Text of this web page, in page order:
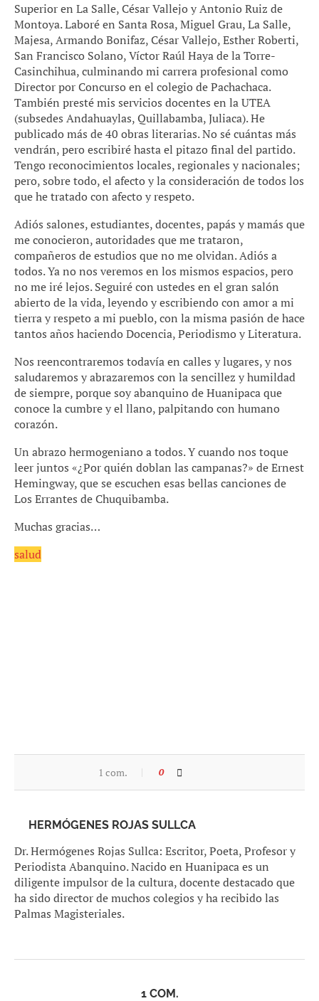
Superior en La Salle, César Vallejo y Antonio Ruiz de
Montoya. Laboré en Santa Rosa, Miguel Grau, La Salle,
Majesa, Armando Bonifaz, César Vallejo, Esther Roberti,
San Francisco Solano, Víctor Raúl Haya de la Torre-
Casinchihua, culminando mi carrera profesional como
Director por Concurso en el colegio de Pachachaca.
También presté mis servicios docentes en la UTEA
(subsedes Andahuaylas, Quillabamba, Juliaca). He
publicado más de 40 obras literarias. No sé cuántas más
vendrán, pero escribiré hasta el pitazo final del partido.
Tengo reconocimientos locales, regionales y nacionales;
pero, sobre todo, el afecto y la consideración de todos los
que he tratado con afecto y respeto.
Adiós salones, estudiantes, docentes, papás y mamás que
me conocieron, autoridades que me trataron,
compañeros de estudios que no me olvidan. Adiós a
todos. Ya no nos veremos en los mismos espacios, pero
no me iré lejos. Seguiré con ustedes en el gran salón
abierto de la vida, leyendo y escribiendo con amor a mi
tierra y respeto a mi pueblo, con la misma pasión de hace
tantos años haciendo Docencia, Periodismo y Literatura.
Nos reencontraremos todavía en calles y lugares, y nos
saludaremos y abrazaremos con la sencillez y humildad
de siempre, porque soy abanquino de Huanipaca que
conoce la cumbre y el llano, palpitando con humano
corazón.
Un abrazo hermogeniano a todos. Y cuando nos toque
leer juntos «¿Por quién doblan las campanas?» de Ernest
Hemingway, que se escuchen esas bellas canciones de
Los Errantes de Chuquibamba.
Muchas gracias…
salud
1 com. 0
HERMÓGENES ROJAS SULLCA
Dr. Hermógenes Rojas Sullca: Escritor, Poeta, Profesor y
Periodista Abanquino. Nacido en Huanipaca es un
diligente impulsor de la cultura, docente destacado que
ha sido director de muchos colegios y ha recibido las
Palmas Magisteriales.
1 COM.